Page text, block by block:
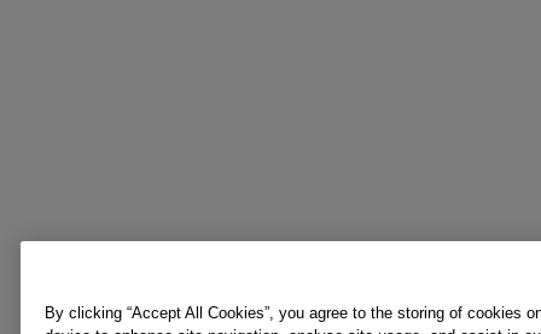
By clicking “Accept All Cookies”, you agree to the storing of cookies